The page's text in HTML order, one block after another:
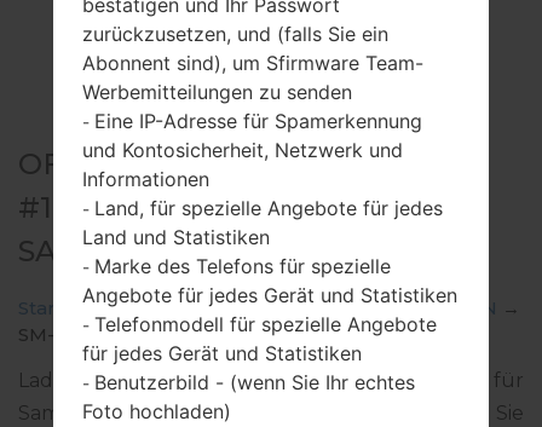
OFFIZIELLER FIRMWARE
#16985 FÜR SM-J710MN -
SAMSUNGGALAXY J7 2016
Startseite →Galaxy J7 2016 → SamsungSM-J710MN →
SM-J710MN_1_20180407030440_tmve2ls6x7.zip
Laden Sie das neueste Firmware-Update für
Samsung Galaxy J7 2016 herunter. Vergessen Sie
bestätigen und Ihr Passwort
zurückzusetzen, und (falls Sie ein
Abonnent sind), um Sfirmware Team-
Werbemitteilungen zu senden
- Eine IP-Adresse für Spamerkennung
und Kontosicherheit, Netzwerk und
Informationen
- Land, für spezielle Angebote für jedes
Land und Statistiken
- Marke des Telefons für spezielle
Angebote für jedes Gerät und Statistiken
- Telefonmodell für spezielle Angebote
für jedes Gerät und Statistiken
- Benutzerbild - (wenn Sie Ihr echtes
Foto hochladen)